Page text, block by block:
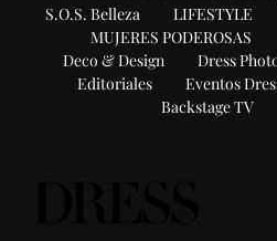
S.O.S. Belleza
LIFESTYLE
MUJERES PODEROSAS
Deco & Design
Dress
Editoriales
Eventos
Backstage TV